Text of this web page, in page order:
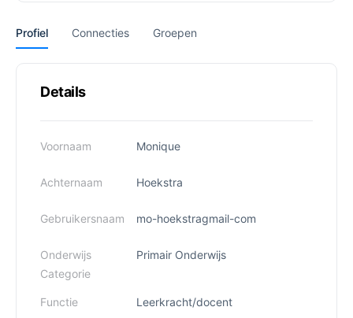
Profiel Connecties Groepen
Details
Voornaam Monique
Achternaam Hoekstra
Gebruikersnaam mo-hoekstragmail-com
Onderwijs
Categorie
Primair Onderwijs
Functie Leerkracht/docent